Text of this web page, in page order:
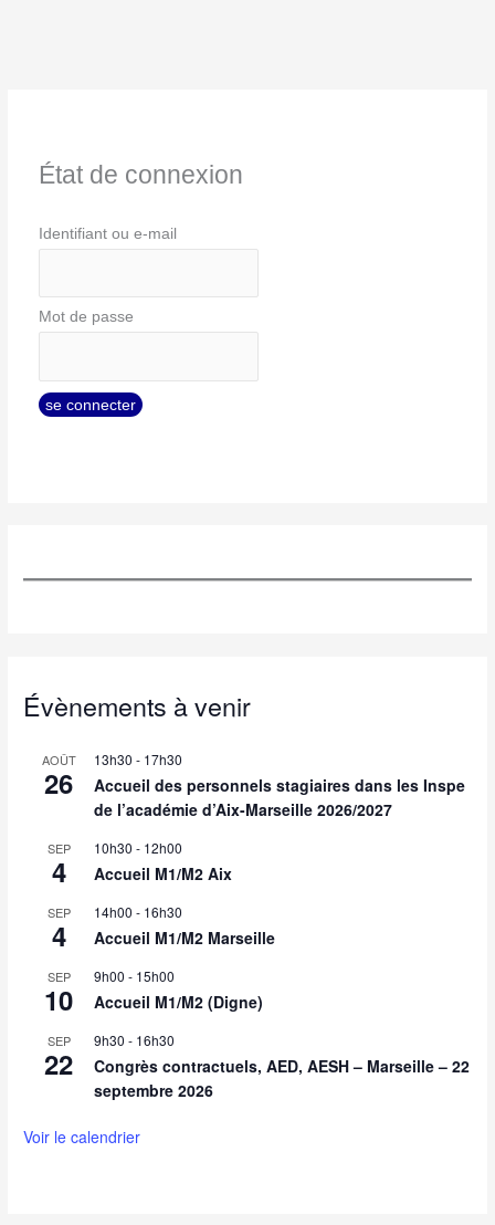
État de connexion
Identifiant ou e-mail
Mot de passe
Évènements à venir
AOÛT
26
13h30 - 17h30
Accueil des personnels stagiaires dans les Inspe
de l’académie d’Aix-Marseille 2026/2027
SEP
4
10h30 - 12h00
Accueil M1/M2 Aix
SEP
4
14h00 - 16h30
Accueil M1/M2 Marseille
SEP
10
9h00 - 15h00
Accueil M1/M2 (Digne)
SEP
22
9h30 - 16h30
Congrès contractuels, AED, AESH – Marseille – 22
septembre 2026
Voir le calendrier